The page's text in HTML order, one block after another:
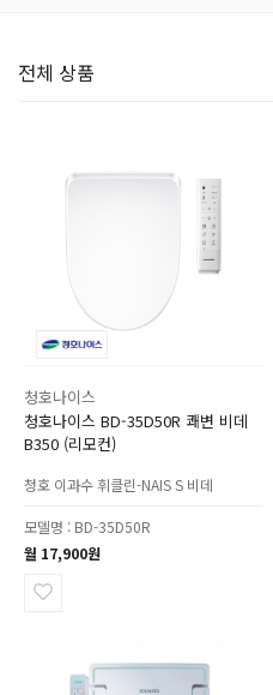
전체 상품
청호나이스
청호나이스 BD-35D50R 쾌변 비데
B350 (리모컨)
청호 이과수 휘클린-NAIS S 비데
모델명 : BD-35D50R
월 17,900원